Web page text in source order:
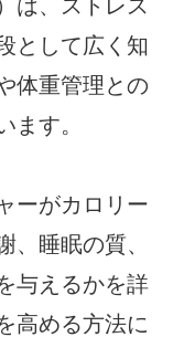
は、ストレス
として広く知
体重管理との
ます。
ーがカロリー
、睡眠の質、
与えるかを詳
高める方法に